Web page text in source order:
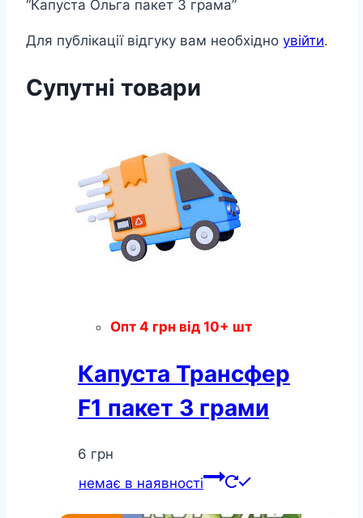
“Капуста Ольга пакет 3 грама”
Для публікації відгуку вам необхідно увійти.
Супутні товари
Опт 4 грн від 10+ шт
Капуста Трансфер
F1 пакет 3 грами
6 грн
немає в наявності